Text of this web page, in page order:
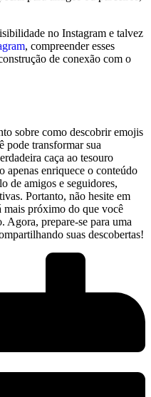
no Instagram e talvez
,⁣ compreender‍ esses
⁢de conexão com o
sobre como descobrir ⁣emojis
pode transformar sua
caça ao tesouro
apenas‍ enriquece o conteúdo
de amigos‌ e seguidores,‌
Portanto, não ⁣hesite‌ em⁣
‍mais próximo⁢ do⁢ que você
Agora, prepare-se para uma
suas descobertas!